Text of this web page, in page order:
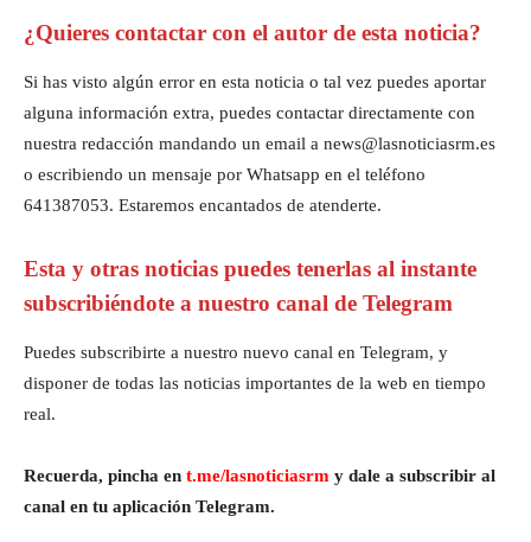
¿Quieres contactar con el autor de esta noticia?
Si has visto algún error en esta noticia o tal vez puedes aportar
alguna información extra, puedes contactar directamente con
nuestra redacción mandando un email a news@lasnoticiasrm.es
o escribiendo un mensaje por Whatsapp en el teléfono
641387053. Estaremos encantados de atenderte.
Esta y otras noticias puedes tenerlas al instante
subscribiéndote a nuestro canal de Telegram
Puedes subscribirte a nuestro nuevo canal en Telegram, y
disponer de todas las noticias importantes de la web en tiempo
real.
Recuerda, pincha en t.me/lasnoticiasrm y dale a subscribir al
canal en tu aplicación Telegram.